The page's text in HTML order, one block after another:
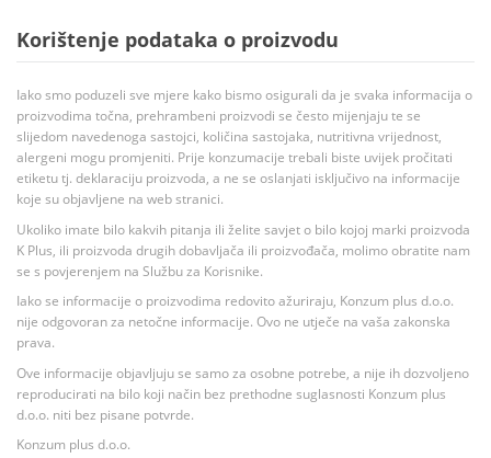
Korištenje podataka o proizvodu
Iako smo poduzeli sve mjere kako bismo osigurali da je svaka informacija o
proizvodima točna, prehrambeni proizvodi se često mijenjaju te se
slijedom navedenoga sastojci, količina sastojaka, nutritivna vrijednost,
alergeni mogu promjeniti. Prije konzumacije trebali biste uvijek pročitati
etiketu tj. deklaraciju proizvoda, a ne se oslanjati isključivo na informacije
koje su objavljene na web stranici.
Ukoliko imate bilo kakvih pitanja ili želite savjet o bilo kojoj marki proizvoda
K Plus, ili proizvoda drugih dobavljača ili proizvođača, molimo obratite nam
se s povjerenjem na Službu za Korisnike.
Iako se informacije o proizvodima redovito ažuriraju, Konzum plus d.o.o.
nije odgovoran za netočne informacije. Ovo ne utječe na vaša zakonska
prava.
Ove informacije objavljuju se samo za osobne potrebe, a nije ih dozvoljeno
reproducirati na bilo koji način bez prethodne suglasnosti Konzum plus
d.o.o. niti bez pisane potvrde.
Konzum plus d.o.o.